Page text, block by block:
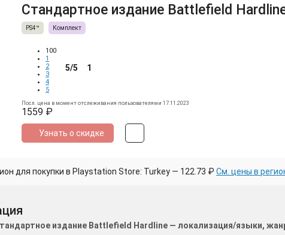
Стандартное издание Battlefield
PS4™ Комплект
100
1
2
3
4
5
5/5 1
Посл. цена в момент отслеживания пользователями 17.11.2023
1559 ₽
Узнать о скидке
для покупки в Playstation Store: Turkey — 122.73 ₽ См. цены в
издание Battlefield Hardline — локализация/языки,